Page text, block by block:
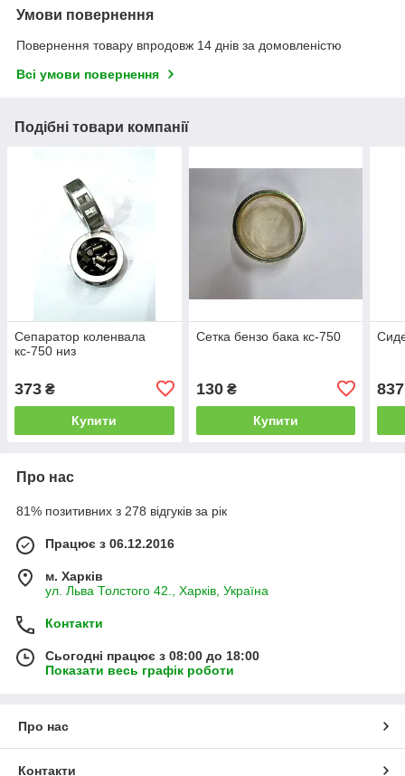
Умови повернення
Повернення товару впродовж 14 днів за домовленістю
Всі умови повернення
Подібні товари компанії
Сепаратор коленвала
кс-750 низ
373 ₴
Купити
Сетка бензо бака кс-750
130₴
Купити
837
Про нас
81% позитивних з 278 відгуків за рік
Працює з 06.12.2016
м. Харків
ул. Льва Толстого 42., Харків, Україна
Контакти
Сьогодні працює з 08:00 до 18:00
Показати весь графік роботи
Про нас
Контакти